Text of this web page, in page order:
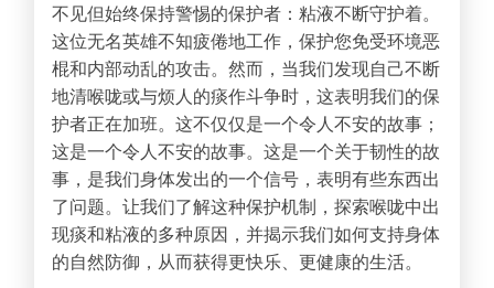
不见但始终保持警惕的保护者：粘液不断守护着。
这位无名英雄不知疲倦地工作，保护您免受环境恶
棍和内部动乱的攻击。然而，当我们发现自己不断
地清喉咙或与烦人的痰作斗争时，这表明我们的保
护者正在加班。这不仅仅是一个令人不安的故事；
这是一个令人不安的故事。这是一个关于韧性的故
事，是我们身体发出的一个信号，表明有些东西出
了问题。让我们了解这种保护机制，探索喉咙中出
现痰和粘液的多种原因，并揭示我们如何支持身体
的自然防御，从而获得更快乐、更健康的生活。